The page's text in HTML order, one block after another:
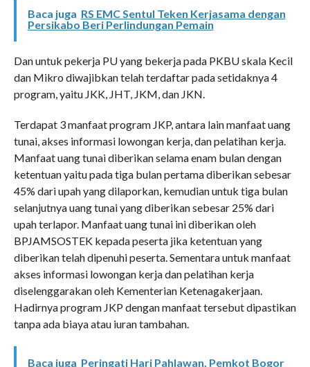
Baca juga RS EMC Sentul Teken Kerjasama dengan
Persikabo Beri Perlindungan Pemain
Dan untuk pekerja PU yang bekerja pada PKBU skala Kecil
dan Mikro diwajibkan telah terdaftar pada setidaknya 4
program, yaitu JKK, JHT, JKM, dan JKN.
Terdapat 3 manfaat program JKP, antara lain manfaat uang
tunai, akses informasi lowongan kerja, dan pelatihan kerja.
Manfaat uang tunai diberikan selama enam bulan dengan
ketentuan yaitu pada tiga bulan pertama diberikan sebesar
45% dari upah yang dilaporkan, kemudian untuk tiga bulan
selanjutnya uang tunai yang diberikan sebesar 25% dari
upah terlapor. Manfaat uang tunai ini diberikan oleh
BPJAMSOSTEK kepada peserta jika ketentuan yang
diberikan telah dipenuhi peserta. Sementara untuk manfaat
akses informasi lowongan kerja dan pelatihan kerja
diselenggarakan oleh Kementerian Ketenagakerjaan.
Hadirnya program JKP dengan manfaat tersebut dipastikan
tanpa ada biaya atau iuran tambahan.
Baca juga Peringati Hari Pahlawan, Pemkot Bogor